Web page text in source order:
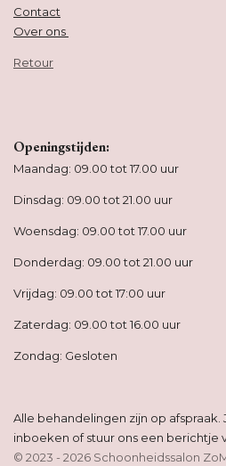
Contact
Over ons
Retour
Openingstijden:
Maandag: 09.00 tot 17.00 uur
Dinsdag: 09.00 tot 21.00 uur
Woensdag: 09.00 tot 17.00 uur
Donderdag: 09.00 tot 21.00 uur
Vrijdag: 09.00 tot 17:00 uur
Zaterdag: 09.00 tot 16.00 uur
Zondag: Gesloten
Alle behandelingen zijn op
inboeken of stuur ons een berichtje
© 2023 - 2026 Schoonheidssalon